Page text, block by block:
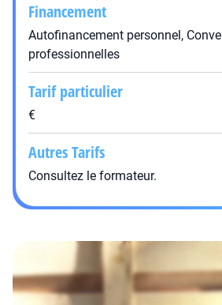
Financement
Autofinancement personnel,
professionnelles
Tarif particulier
€
Autres Tarifs
Consultez le formateur.